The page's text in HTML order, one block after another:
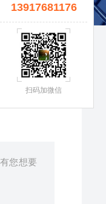
您想要
13917681176
扫码加微信